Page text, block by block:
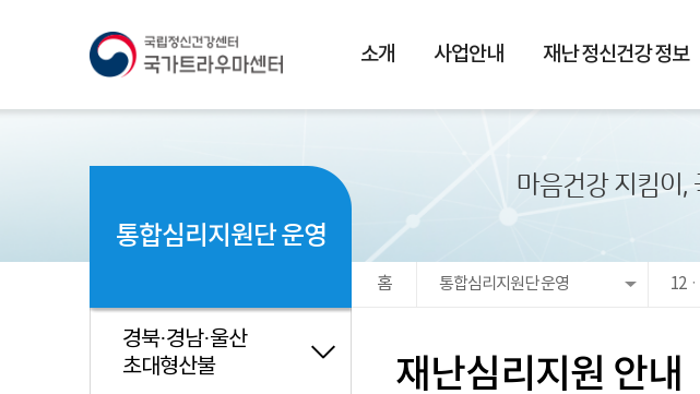
소개 사업안내 재난 정신건강 정보
마음건강 지킴이,
통합심리지원단 운영
경북·경남·울산
초대형산불
홈 통합심리지원단 운영 12
재난심리지원 안내